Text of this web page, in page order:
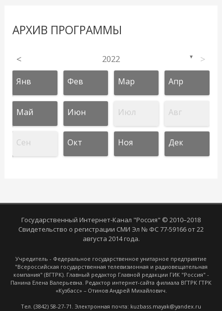
АРХИВ ПРОГРАММЫ
< 2022 ▼ >
Янв Фев Мар Апр
Май Июн Июл Авг
Сен Окт Ноя Дек
Государственный Интернет-Канал "Россия" © 2010–2018
Свидетельство о регистрации СМИ Эл № ФС 77-59166 от 22
августа 2014 года.
Учредитель - Федеральное государственное унитарное предприятие
"Всероссийская государственная телевизионная и радиовещательная
компания" (ВГТРК). Главный редактор Главной редакции ГИК "Россия" -
Панина Елена Валерьевна. Редактор интернет-сайта филиала ВГТРК ГТРК
«Кузбасс» – Отинов Андрей Михайлович.
Тел. (3842) 58-27-71. Электронная почта: kuzbass.mayak@yandex.ru